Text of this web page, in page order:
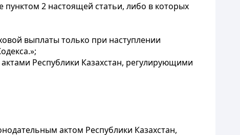
2 настоящей статьи, либо в которых
выплаты только при наступлении
Республики Казахстан, регулирующими
актом Республики Казахстан,